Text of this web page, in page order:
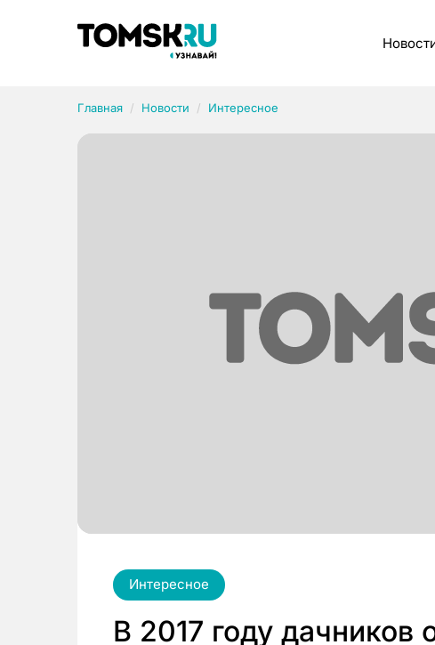
Главная Новости Интересное
Интересное
В 2017 году дачников
Рубрики